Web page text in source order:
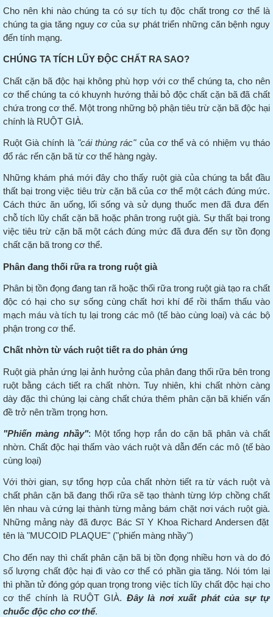
Cho nên khi nào chúng ta có sự tích tụ độc chất trong cơ thể là
chúng ta gia tăng nguy cơ của sự phát triển những căn bệnh nguy
đến tính mạng.
CHÚNG TA TÍCH LŨY ĐỘC CHẤT RA SAO?
Chất cặn bã độc hại không phù hợp với cơ thể chúng ta, cho nên
cơ thể chúng ta có khuynh hướng thải bỏ độc chất cặn bã đã chất
chứa trong cơ thể. Một trong những bộ phận tiêu trừ cặn bã độc hại
chính là RUỘT GIÀ.
Ruột Già chính là "cái thùng rác"của cơ thể và có nhiệm vụ tháo
đổ rác rến cặn bã từ cơ thể hàng ngày.
Những khám phá mới đây cho thấy ruột già của chúng ta bắt đầu
thất bại trong việc tiêu trừ cặn bã của cơ thể một cách đúng mức.
Cách thức ănuống, lối sống và sử dụng thuốc men đã đưa đến
chỗ tích lũy chất cặn bã hoặc phân trong ruột già. Sự thất bại trong
việc tiêu trừ cặn bã một cách đúng mức đã đưa đến sự tồn đọng
chất cặn bã trong cơ thể.
Phân đang thối rữa ra trong ruột già
Phân bị tồn đọng đang tan rã hoặc thối rữa trong ruột già tạo ra chất
độc có hại cho sự sống cùng chất hơi khí để rồi thẩm thấu vào
mạch máu và tích tụ lại trong các mô (tế bào cùng loại) và các bộ
phận trong cơ thể.
Chất nhờn từ vách ruột tiết ra do phản ứng
Ruột già phản ứng lại ảnh hưởng của phân đang thối rữa bên trong
ruột bằng cách tiết ra chất nhờn. Tuy nhiên, khi chất nhờn càng
dày đặc thì chúng lại càng chất chứa thêm phân cặn bã khiến vấn
đề trở nên trầm trọng hơn.
"Phiến màng nhầy": Một tổng hợp rắn do cặn bã phân và chất
nhờn. Chất độc hại thấm vào vách ruột và dẫn đến các mô (tế bào
cùng loại)
Với thời gian, sự tổng hợp của chất nhờn tiết ra từ vách ruột và
chất phân cặn bã đang thối rữa sẽ tạo thành từng lớp chồng chất
lên nhau và cứng lại thành từng mảng bám chặt nơi vách ruột già.
Những mảng này đã được Bác Sĩ Y Khoa Richard Andersen đặt
tên là "MUCOID PLAQUE" ("phiến màng nhầy")
Cho đến nay thì chất phân cặn bã bị tồn đọng nhiều hơn và do đó
số lượng chất độc hại đi vào cơ thể có phần gia tăng. Nói tóm lại
thì phần tử đóng góp quan trọng trong việc tích lũy chất độc hại cho
cơ thể chính là RUỘT GIÀ. Đây là nơi xuất phát của sự tự
chuốc độc cho cơ thể.